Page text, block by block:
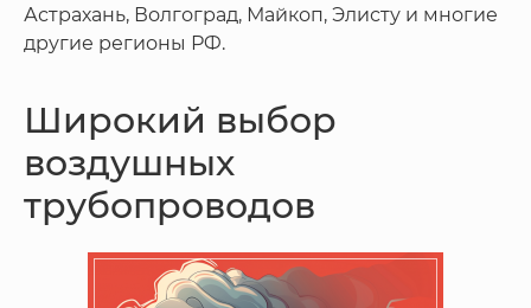
Астрахань, Волгоград, Майкоп, Элисту и многие
другие регионы РФ.
Широкий выбор
воздушных
трубопроводов